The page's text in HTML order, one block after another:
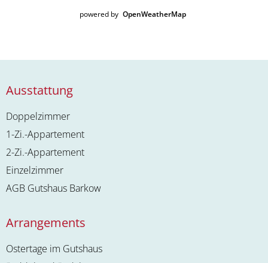
powered by OpenWeatherMap
Ausstattung
Doppelzimmer
1-Zi.-Appartement
2-Zi.-Appartement
Einzelzimmer
AGB Gutshaus Barkow
Arrangements
Ostertage im Gutshaus